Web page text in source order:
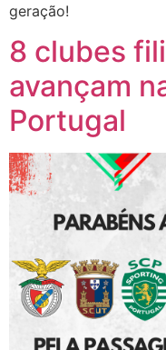
geração!
8 clubes
avançam
Portugal